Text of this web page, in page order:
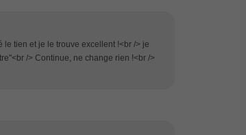
tien et je le trouve excellent !<br /> je
/> Continue, ne change rien !<br />